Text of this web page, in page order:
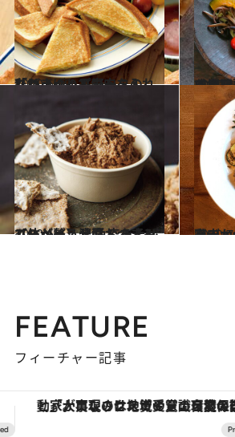
2020.6.29
私はきばって牛肉を入れたわよ～！平野レミの「びっくりパニーニ」
グルメ 成城石井 暑いとき
ライ
2020.6.6
【レシピ】濃厚！ みそレバーペースト 免疫を上げて体が整う発酵おつまみ
グルメ 高山かづえさんの定
グルメ
FEATURE
フィーチャー記事
ヴァシュロン・コンスタンタン「オーヴァーシーズ・オートマティック」。旅愛好家のお気に入りコレクションから、ジェンダー